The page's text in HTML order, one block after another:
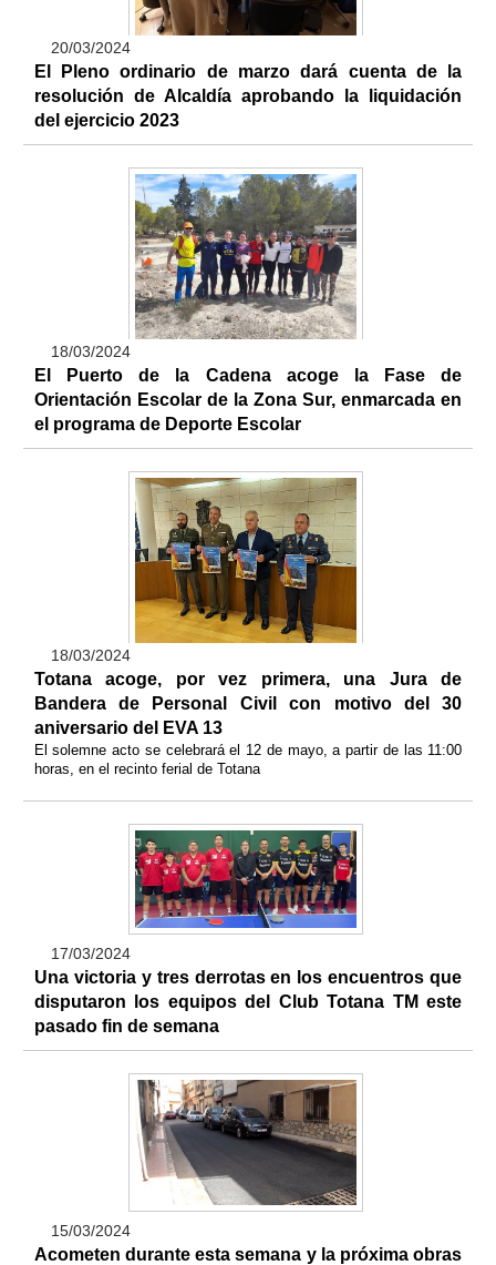
20/03/2024
El Pleno ordinario de marzo dará cuenta de la
resolución de Alcaldía aprobando la liquidación
del ejercicio 2023
18/03/2024
El Puerto de la Cadena acoge la Fase de
Orientación Escolar de la Zona Sur, enmarcada en
el programa de Deporte Escolar
18/03/2024
Totana acoge, por vez primera, una Jura de
Bandera de Personal Civil con motivo del 30
aniversario del EVA 13
El solemne acto se celebrará el 12 de mayo, a partir de las 11:00
horas, en el recinto ferial de Totana
17/03/2024
Una victoria y tres derrotas en los encuentros que
disputaron los equipos del Club Totana TM este
pasado fin de semana
15/03/2024
Acometen durante esta semana y la próxima obras